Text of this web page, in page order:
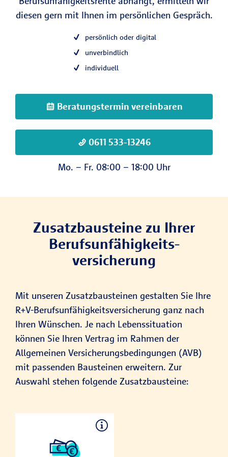
diesen gern mit Ihnen im persönlichen Gespräch.
persönlich oder digital
unverbindlich
individuell
Beratungstermin vereinbaren
0611 533-13246
Mo. – Fr. 08:00 – 18:00 Uhr
Zusatz­bau­steine zu Ihrer
Berufs­unfähig­keits­
versicherung
Mit unseren Zusatzbausteinen gestalten Sie Ihre
R+V-Berufsunfähigkeitsversicherung ganz nach
Ihren Wünschen. Je nach Lebenssituation
können Sie Ihren Vertrag im Rahmen der
Allgemeinen Versicherungsbedingungen (AVB)
mit passenden Bausteinen erweitern. Zur
Auswahl stehen folgende Zusatzbausteine:
Renditechance